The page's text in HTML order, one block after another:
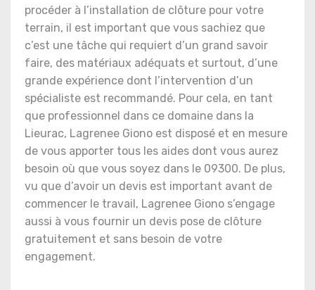
procéder à l’installation de clôture pour votre
terrain, il est important que vous sachiez que
c’est une tâche qui requiert d’un grand savoir
faire, des matériaux adéquats et surtout, d’une
grande expérience dont l’intervention d’un
spécialiste est recommandé. Pour cela, en tant
que professionnel dans ce domaine dans la
Lieurac, Lagrenee Giono est disposé et en mesure
de vous apporter tous les aides dont vous aurez
besoin où que vous soyez dans le 09300. De plus,
vu que d’avoir un devis est important avant de
commencer le travail, Lagrenee Giono s’engage
aussi à vous fournir un devis pose de clôture
gratuitement et sans besoin de votre
engagement.